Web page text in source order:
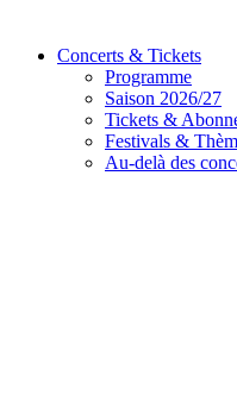
Concerts & Tickets
Programme
Saison 2026/27
Tickets &
Festivals &
Au-delà des